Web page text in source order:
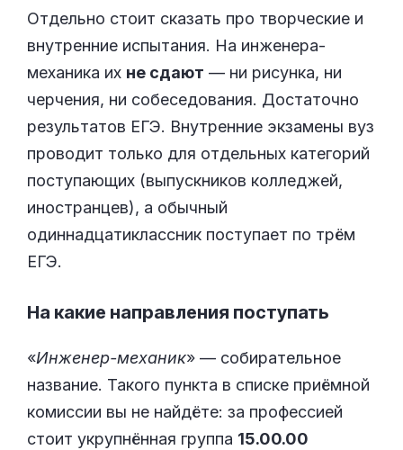
Отдельно стоит сказать про творческие и
внутренние испытания. На инженера-
механика их не сдают — ни рисунка, ни
черчения, ни собеседования. Достаточно
результатов ЕГЭ. Внутренние экзамены вуз
проводит только для отдельных категорий
поступающих (выпускников колледжей,
иностранцев), а обычный
одиннадцатиклассник поступает по трём
ЕГЭ.
На какие направления поступать
«Инженер-механик» — собирательное
название. Такого пункта в списке приёмной
комиссии вы не найдёте: за профессией
стоит укрупнённая группа 15.00.00